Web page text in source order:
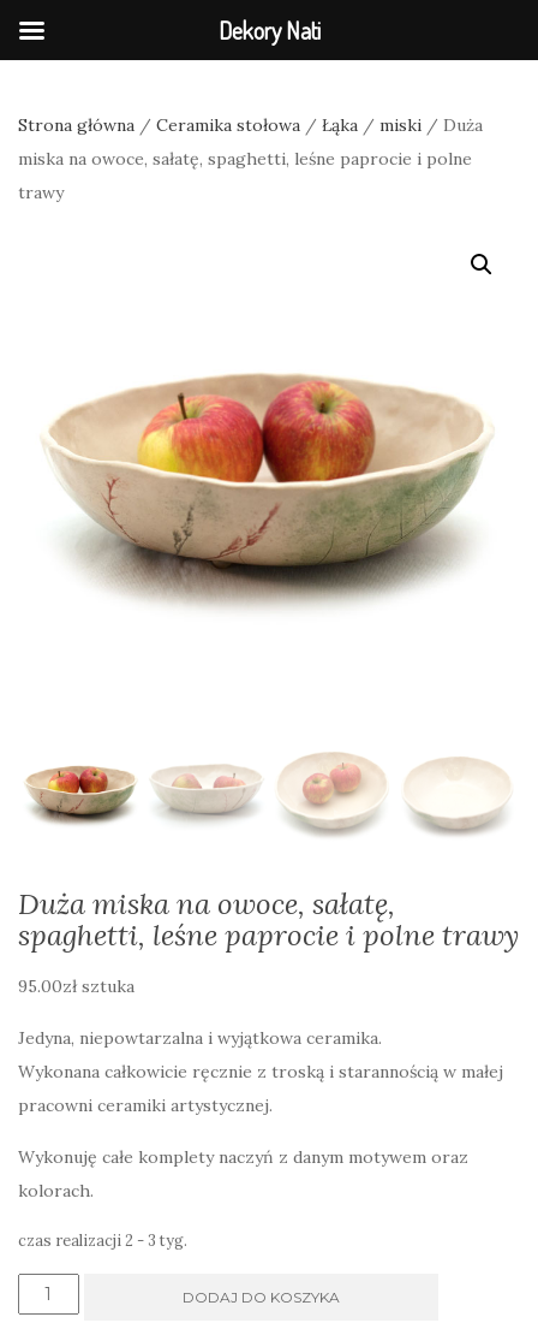
Strona główna / Ceramika stołowa / Łąka / miski / Duża
miska na owoce, sałatę, spaghetti, leśne paprocie i polne
trawy
Duża miska na owoce, sałatę,
spaghetti, leśne paprocie i polne trawy
95.00zł sztuka
Jedyna, niepowtarzalna i wyjątkowa ceramika.
Wykonana całkowicie ręcznie z troską i starannością w małej
pracowni ceramiki artystycznej.
Wykonuję całe komplety naczyń z danym motywem oraz
kolorach.
czas realizacji 2 - 3 tyg.
ilość
DODAJ DO KOSZYKA
Dekory Nati